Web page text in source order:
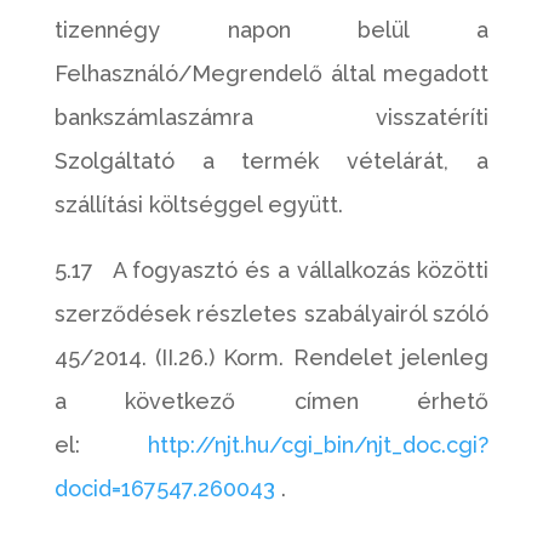
tizennégy napon belül a
Felhasználó/Megrendelő által megadott
bankszámlaszámra visszatéríti
Szolgáltató a termék vételárát, a
szállítási költséggel együtt.
5.17 A fogyasztó és a vállalkozás közötti
szerződések részletes szabályairól szóló
45/2014. (II.26.) Korm. Rendelet jelenleg
a következő címen érhető
el: http://njt.hu/cgi_bin/njt_doc.cgi?
docid=167547.260043 .